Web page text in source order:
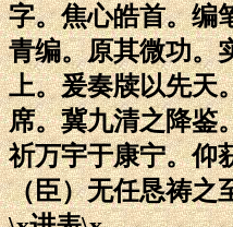
字。焦心皓首。编
青编。原其微功。
上。爰奏牍以先天
席。冀九清之降鉴
祈万宇于康宁。仰
（臣）无任恳祷之